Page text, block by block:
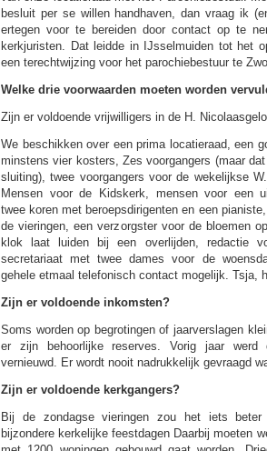
besluit per se willen handhaven, dan vraag ik
ertegen voor te bereiden door contact op te
kerkjuristen. Dat leidde in IJsselmuiden tot het
een terechtwijzing voor het parochiebestuur te
Welke drie voorwaarden moeten worden
Zijn er voldoende vrijwilligers in de H.
We beschikken over een prima locatieraad, een
minstens vier kosters, Zes voorgangers (maar
sluiting), twee voorgangers voor de wekelijkse
Mensen voor de Kidskerk, mensen voor een
twee koren met beroepsdirigenten en een
de vieringen, een verzorgster voor de bloemen
klok laat luiden bij een overlijden, redactie
secretariaat met twee dames voor de
gehele etmaal telefonisch contact mogelijk. Tsja,
Zijn er voldoende inkomsten?
Soms worden op begrotingen of jaarverslagen
er zijn behoorlijke reserves. Vorig jaar werd
vernieuwd. Er wordt nooit nadrukkelijk gevraagd
Zijn er voldoende kerkgangers?
Bij de zondagse vieringen zou het iets
bijzondere kerkelijke feestdagen Daarbij moeten